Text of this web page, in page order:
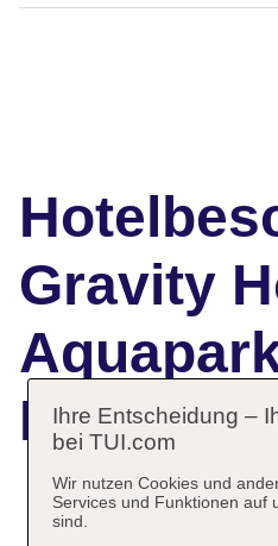
Gravity
Das bietet Ihre
Ihre Entscheidung –
bei TUI.com
Wir nutzen Cookies und
Services und Funktionen auf
sind.